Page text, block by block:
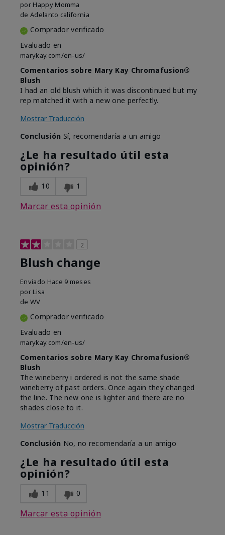
por Happy Momma
de Adelanto california
Comprador verificado
Evaluado en
marykay.com/en-us/
Comentarios sobre Mary Kay Chromafusion®
Blush
I had an old blush which it was discontinued but my
rep matched it with a new one perfectly.
Mostrar Traducción
Conclusión Sí, recomendaría a un amigo
¿Le ha resultado útil esta
opinión?
10 1
Marcar esta opinión
2
Blush change
Enviado Hace 9 meses
por Lisa
de WV
Comprador verificado
Evaluado en
marykay.com/en-us/
Comentarios sobre Mary Kay Chromafusion®
Blush
The wineberry i ordered is not the same shade
wineberry of past orders. Once again they changed
the line. The new one is lighter and there are no
shades close to it.
Mostrar Traducción
Conclusión No, no recomendaría a un amigo
¿Le ha resultado útil esta
opinión?
11 0
Marcar esta opinión